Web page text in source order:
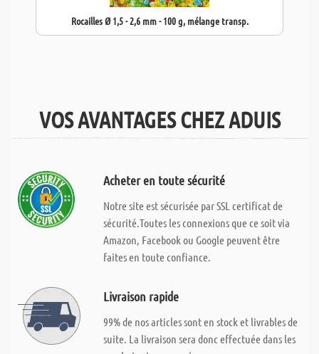
Rocailles Ø 1,5 - 2,6 mm - 100 g, mélange transp.
VOS AVANTAGES CHEZ ADUIS
Acheter en toute sécurité
Notre site est sécurisée par SSL certificat de
sécurité.Toutes les connexions que ce soit via
Amazon, Facebook ou Google peuvent être
faites en toute confiance.
Livraison rapide
99% de nos articles sont en stock et livrables de
suite. La livraison sera donc effectuée dans les